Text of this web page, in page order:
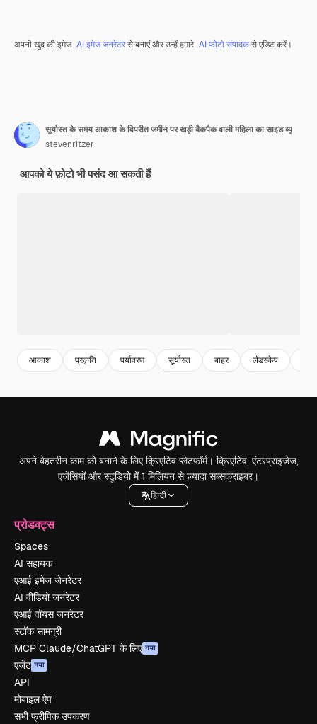
अपनी खुद की इमेज AI इमेज जनरेटरसे बनाएं और उन्हें हमारे AI फोटो संपादकसे एडिट करें।
सूर्यास्त के समय आकाश के विपरीत जमीन पर खड़ी बैकपैक वाली महिला का साइड व्यू
stevenritzer
आपको ये फ़ोटो भी पसंद आ सकती हैं
आकाश प्रकृति पर्यावरण सूर्यास्त बाहर लैंडस्केप
अपने बेहतरीन काम को बनाने के लिए क्रिएटिव प्लेटफॉर्म। क्रिएटिव, एंटरप्राइजेज,
एजेंसियों और स्टूडियो में 1 मिलियन से ज़्यादा सब्सक्राइबर।
हिन्दी
प्रोडक्ट्स
Spaces
AI सहायक
एआई इमेज जेनरेटर
AI वीडियो जनरेटर
एआई वॉयस जनरेटर
स्टॉक सामग्री
MCP Claude/ChatGPT के लिए नया
एजेंट नया
API
मोबाइल ऐप
सभी फ्रीपिक उपकरण